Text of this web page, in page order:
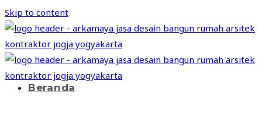
Skip to content
Beranda